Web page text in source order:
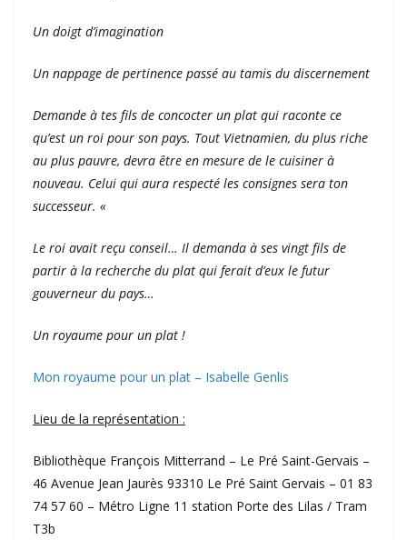
Un doigt d’imagination
Un nappage de pertinence passé au tamis du discernement
Demande à tes fils de concocter un plat qui raconte ce
qu’est un roi pour son pays. Tout Vietnamien, du plus riche
au plus pauvre, devra être en mesure de le cuisiner à
nouveau. Celui qui aura respecté les consignes sera ton
successeur. «
Le roi avait reçu conseil… Il demanda à ses vingt fils de
partir à la recherche du plat qui ferait d’eux le futur
gouverneur du pays…
Un royaume pour un plat !
Mon royaume pour un plat – Isabelle Genlis
Lieu de la représentation :
Bibliothèque François Mitterrand – Le Pré Saint-Gervais –
46 Avenue Jean Jaurès 93310 Le Pré Saint Gervais – 01 83
74 57 60 – Métro Ligne 11 station Porte des Lilas / Tram
T3b